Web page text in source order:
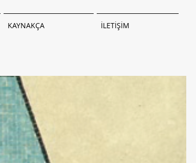
KAYNAKÇA İLETİŞİM